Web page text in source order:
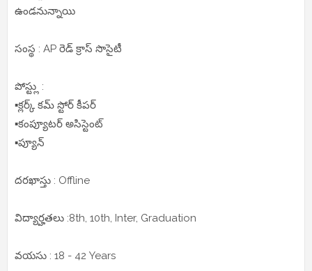
ఉండనున్నాయి
సంస్థ : AP రెడ్ క్రాస్ సొసైటీ
పోస్ట్లు :
▪️క్లర్క్ కమ్ స్టోర్ కీపర్
▪️కంప్యూటర్ అసిస్టెంట్
▪️ప్యూన్
దరఖాస్తు : Offline
విద్యార్హతలు :8th, 10th, Inter, Graduation
వయసు : 18 - 42 Years